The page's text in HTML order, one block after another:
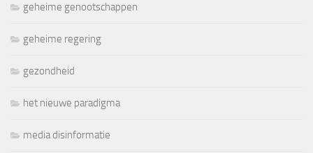
geheime genootschappen
geheime regering
gezondheid
het nieuwe paradigma
media disinformatie